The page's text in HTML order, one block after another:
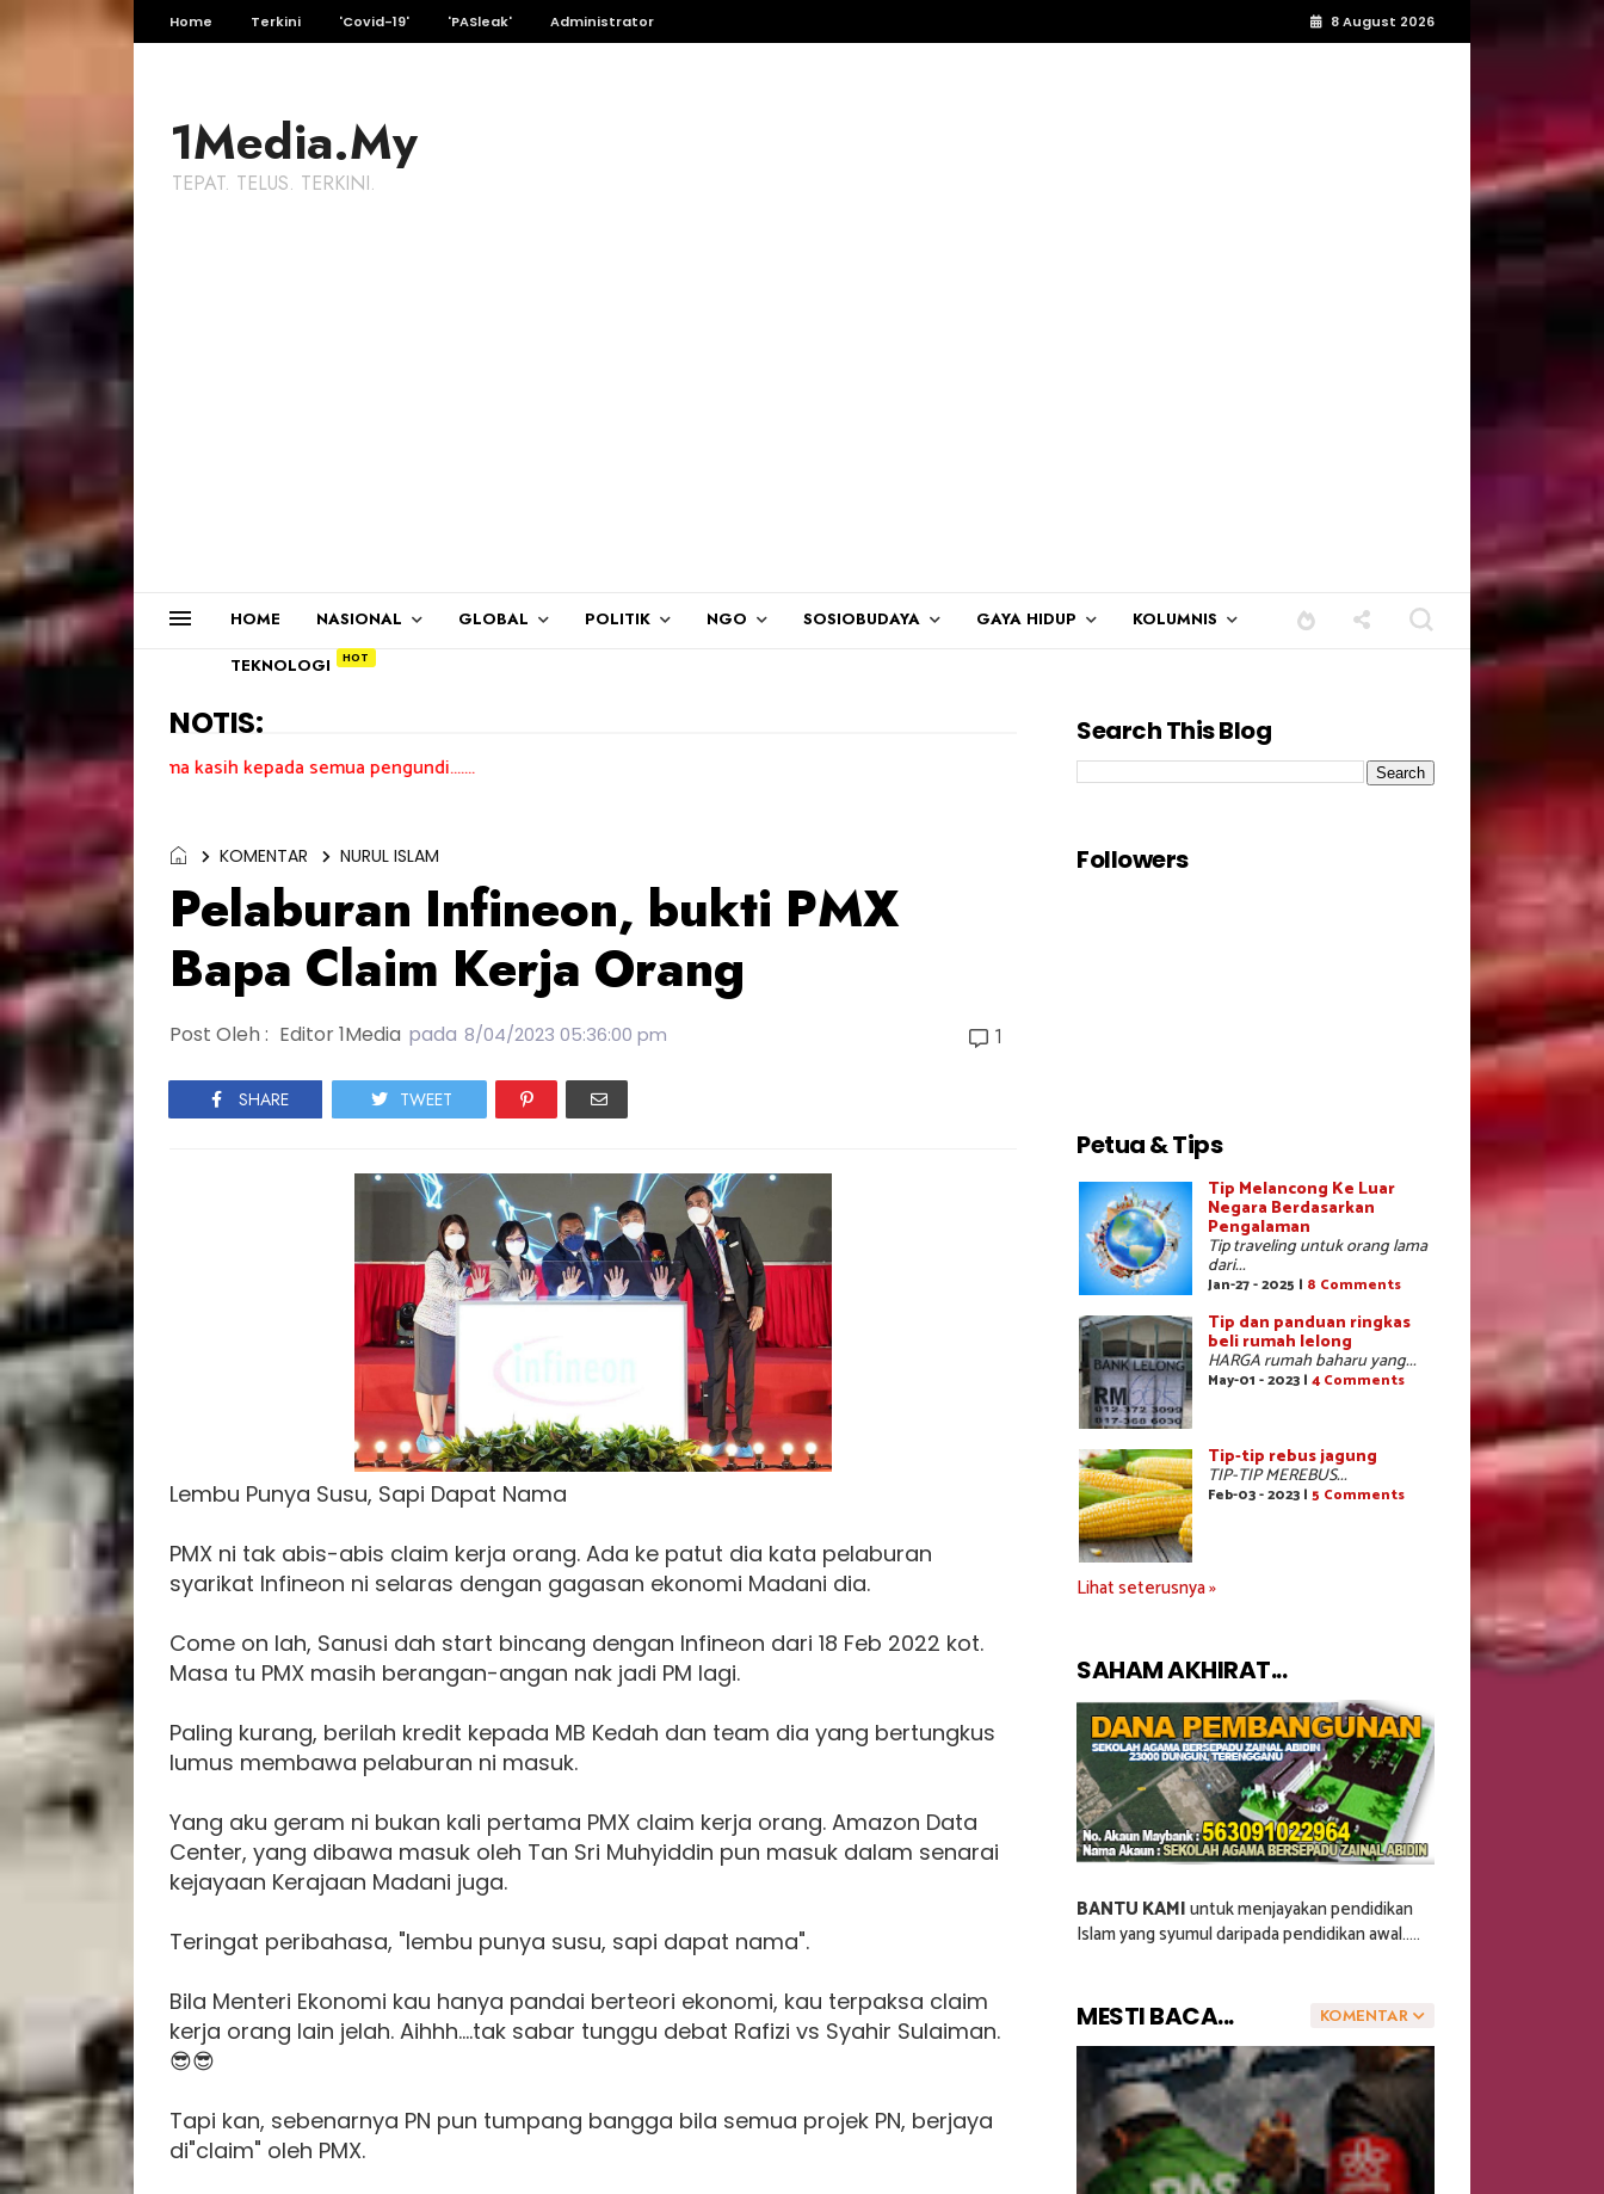
Home Terkini 'Covid-19' 'PASleak' Administrator 8 August 2026
1Media.My
TEPAT. TELUS. TERKINI.
HOME NASIONAL GLOBAL POLITIK NGO SOSIOBUDAYA GAYA HIDUP KOLUMNIS
TEKNOLOGI
NOTIS:
Terima kasih kepada semua pengundi.......
KOMENTAR NURUL ISLAM
Pelaburan Infineon, bukti PMX
Bapa Claim Kerja Orang
Post Oleh : Editor 1Media pada 8/04/2023 05:36:00 pm 1
SHARE TWEET
Lembu Punya Susu, Sapi Dapat Nama
PMX ni tak abis-abis claim kerja orang. Ada ke patut dia kata pelaburan
syarikat Infineon ni selaras dengan gagasan ekonomi Madani dia.
Come on lah, Sanusi dah start bincang dengan Infineon dari 18 Feb 2022 kot.
Masa tu PMX masih berangan-angan nak jadi PM lagi.
Paling kurang, berilah kredit kepada MB Kedah dan team dia yang bertungkus
lumus membawa pelaburan ni masuk.
Yang aku geram ni bukan kali pertama PMX claim kerja orang. Amazon Data
Center, yang dibawa masuk oleh Tan Sri Muhyiddin pun masuk dalam senarai
kejayaan Kerajaan Madani juga.
Teringat peribahasa, "lembu punya susu, sapi dapat nama".
Bila Menteri Ekonomi kau hanya pandai berteori ekonomi, kau terpaksa claim
kerja orang lain jelah. Aihhh....tak sabar tunggu debat Rafizi vs Syahir Sulaiman.
😎😎
Tapi kan, sebenarnya PN pun tumpang bangga bila semua projek PN, berjaya
di"claim" oleh PMX.
Search This Blog
Followers
Petua & Tips
Tip Melancong Ke Luar
Negara Berdasarkan
Pengalaman
Tip traveling untuk orang lama
dari...
Jan-27 - 2025 | 8 Comments
Tip dan panduan ringkas
beli rumah lelong
HARGA rumah baharu yang...
May-01 - 2023 | 4 Comments
Tip-tip rebus jagung
TIP-TIP MEREBUS...
Feb-03 - 2023 | 5 Comments
Lihat seterusnya »
SAHAM AKHIRAT...
BANTU KAMIuntuk menjayakan pendidikan
Islam yang syumul daripada pendidikan awal.....
KOMENTAR
MESTI BACA...